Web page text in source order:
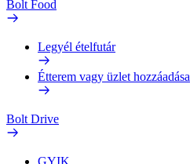
Bolt Food
Legyél ételfutár
Étterem vagy üzlet hozzáadása
Bolt Drive
GYIK